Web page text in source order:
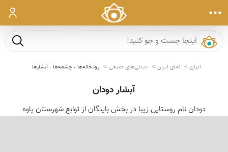
ورود
جست و
ایران نمای ایران دیدنی‌های طبیعی رودخانه‌ها ، چشمه‌ها ، آبشارها
آبشار دودان
دودان نام روستایى زیبا در بخش باینگان از توابع شهرستان پاوه